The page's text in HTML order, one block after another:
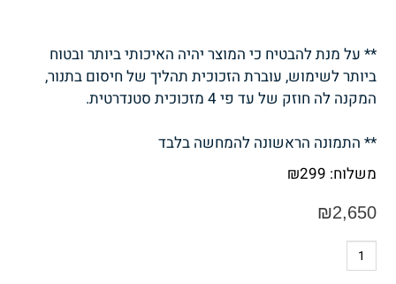
** על מנת להבטיח כי המוצר יהיה האיכותי ביותר ובטוח
ביותר לשימוש, עוברת הזכוכית תהליך של חיסום בתנור,
המקנה לה חוזק של עד פי 4 מזכוכית סטנדרטית.
** התמונה הראשונה להמחשה בלבד
משלוח:
₪299
₪2,650